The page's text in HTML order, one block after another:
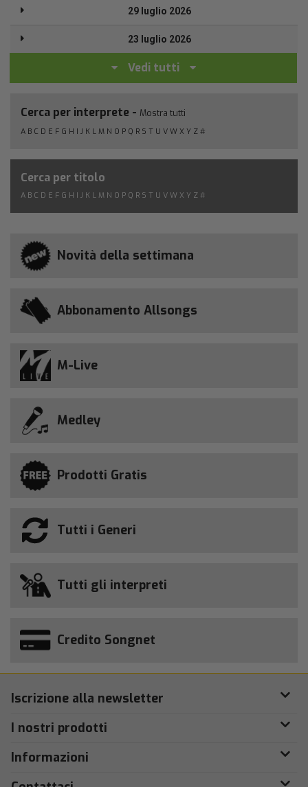
29 luglio 2026
23 luglio 2026
Vedi tutti
Cerca per interprete - Mostra tutti
A B C D E F G H I J K L M N O P Q R S T U V W X Y Z #
Cerca per titolo
A B C D E F G H I J K L M N O P Q R S T U V W X Y Z #
Novità della settimana
Abbonamento Allsongs
M-Live
Medley
Prodotti Gratis
Tutti i Generi
Tutti gli interpreti
Credito Songnet
Iscrizione alla newsletter
I nostri prodotti
Informazioni